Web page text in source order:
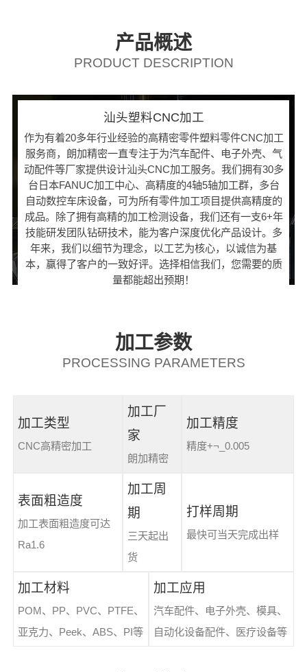
产品概述
PRODUCT DESCRIPTION
汕头塑料CNC加工
作为有着20多年行业经验的高精密零件塑料零件CNC加工
服务商，朗加精密一直专注于为汽车配件、电子外壳、气
动配件等厂家提供设计汕头CNC加工服务。我们拥有30多
台日本FANUC加工中心、高精度的4轴5轴加工群，多台
自动数控车床设备，可为所有零件加工项目提供高精度的
成品。除了拥有高精的加工检测设备，我们还有一支6+年
技能研发团队钻研技术，能为客户深度优化产品设计。多
年来，我们以细节为理念，以工艺为核心，以诚信为基
本，赢得了客户的一致好评。选择相信我们，您需要的质
量都能超出预期！
加工参数
PROCESSING PARAMETERS
加工类型
CNC高精密加工
加工厂
家
朗加精密
加工精度
精度+¬_0.005
表面粗造度
加工表面粗造度可达
Ra1.6
加工周
期
三天起出
货
打样周期
最快可当天完成出样
加工材料
POM、PP、PVC、PTFE、
亚克力、Peek、ABS、PI等
加工应用
汽车配件、电子外壳、模具、
自动化设备配件、医疗设备等